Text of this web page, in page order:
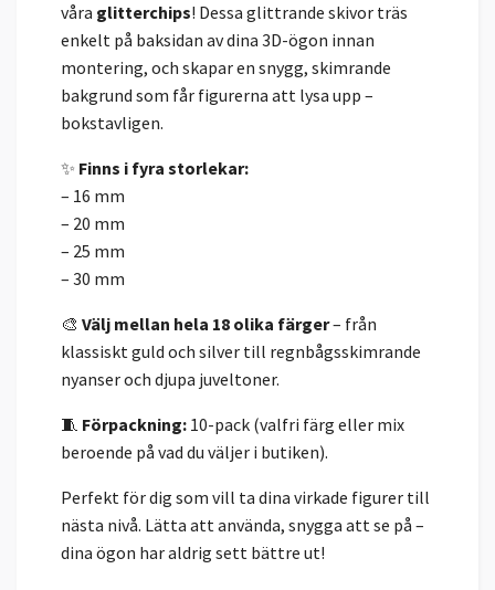
våra glitterchips! Dessa glittrande skivor träs
enkelt på baksidan av dina 3D-ögon innan
montering, och skapar en snygg, skimrande
bakgrund som får figurerna att lysa upp –
bokstavligen.
✨ Finns i fyra storlekar:
– 16 mm
– 20 mm
– 25 mm
– 30 mm
🎨 Välj mellan hela 18 olika färger– från
klassiskt guld och silver till regnbågsskimrande
nyanser och djupa juveltoner.
🧵 Förpackning: 10-pack (valfri färg eller mix
beroende på vad du väljer i butiken).
Perfekt för dig som vill ta dina virkade figurer till
nästa nivå. Lätta att använda, snygga att se på –
dina ögon har aldrig sett bättre ut!